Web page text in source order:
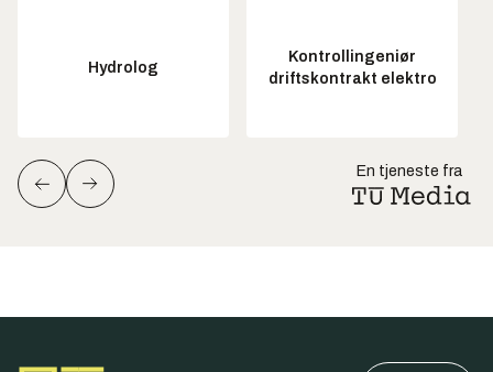
Hydrolog
Kontrollingeniør
driftskontrakt elektro
En tjeneste fra